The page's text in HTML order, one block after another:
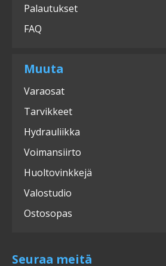
Palautukset
FAQ
Muuta
Varaosat
Tarvikkeet
Hydrauliikka
Voimansiirto
Huoltovinkkejä
Valostudio
Ostosopas
Seuraa meitä